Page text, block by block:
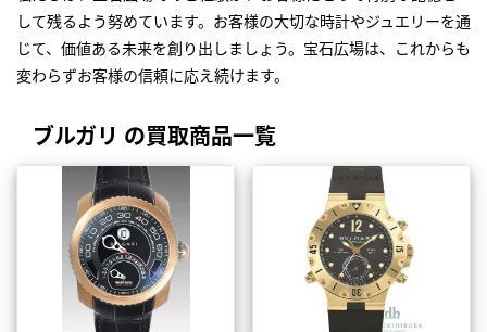
して残るよう努めています。お客様の大切な時計やジュエリーを通
じて、価値ある未来を創り出しましょう。宝石広場は、これからも
変わらずお客様の信頼に応え続けます。
ブルガリ の買取商品一覧